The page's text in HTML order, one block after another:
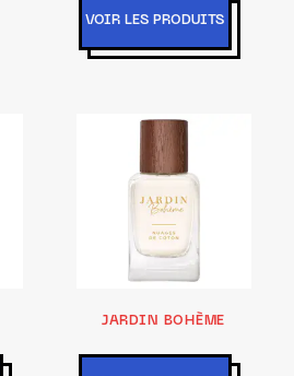
VOIR LES PRODUITS
JARDIN BOHÈME